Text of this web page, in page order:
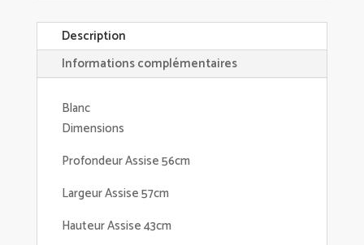
Description
Informations complémentaires
Blanc
Dimensions
Profondeur Assise 56cm
Largeur Assise 57cm
Hauteur Assise 43cm